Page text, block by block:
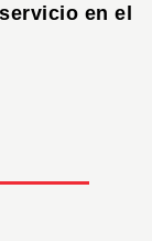
en el